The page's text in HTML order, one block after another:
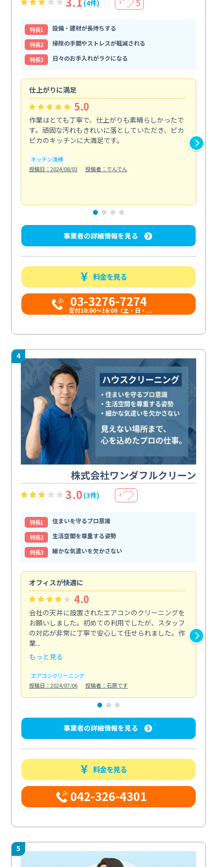
(4件) ＋ 5
特⻑1
設備・建材が長持ちする
特⻑2
掃除の手間やストレスが軽減される
特⻑3
日々のお手入れがラクになる
仕上がりに満足
5.0
作業はとても丁寧で、仕上がりも素晴らしかったで
す。頑固な汚れもきれいに落としていただき、ピカ
ピカのキッチンに大満足です。
キッチン清掃
投稿日：2024/08/03
投稿者：でんでん
事業者の詳細情報を見る
料金を見る
03-3276-7274
受付10:00〜16:00（土・日・...
4
株式会社ワンダフルクリーン
3.0(3件) ＋
特⻑1
住まいを守るプロ意識
特⻑2
生活空間を尊重する姿勢
特⻑3
細かな気遣いを欠かさない
オフィスが快適に
4.0
会社の天井に設置されたエアコンのクリーニングを
お願いしました。初めての利用でしたが、スタッフ
の対応が非常に丁寧で安心して任せられました。作
業...
もっと見る
エアコンクリーニング
投稿日：2024/07/06
投稿者：石原です
事業者の詳細情報を見る
料金を見る
042-326-4301
5